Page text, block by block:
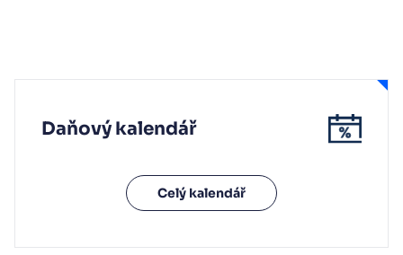
Daňový kalendář
Celý kalendář